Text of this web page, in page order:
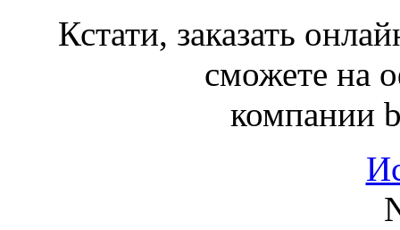
Кстати, заказать
сможете на
компании